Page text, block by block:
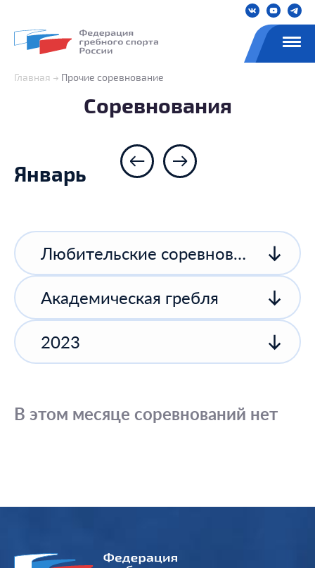
Главная Прочие соревнование
Соревнования
Январь
Любительские соревнования
Академическая гребля
2023
В этом месяце соревнований нет